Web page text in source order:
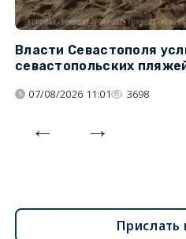
Власти Севастополя
севастопольских
07/08/2026 11:01 3698
Прислать